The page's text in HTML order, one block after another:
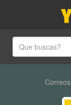
Correos